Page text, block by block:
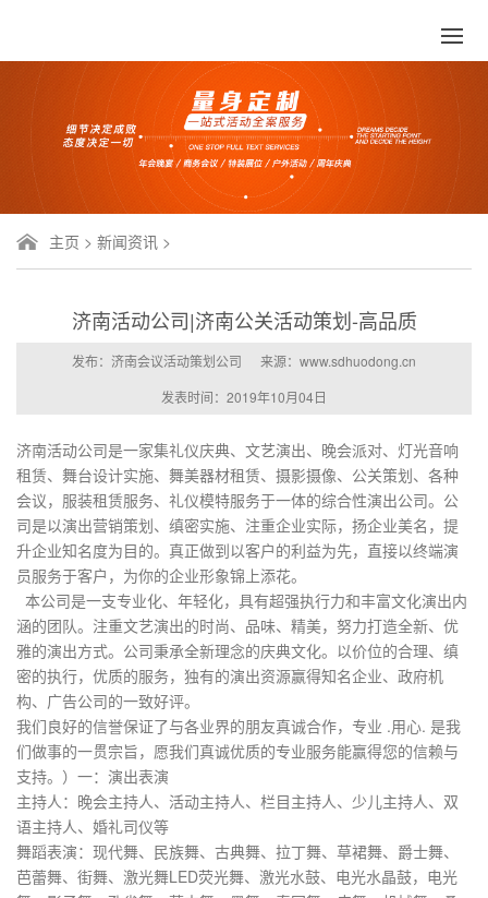
主页 > 新闻资讯 >
济南活动公司|济南公关活动策划-高品质
发布：济南会议活动策划公司
来源：www.sdhuodong.cn
发表时间：2019年10月04日
济南活动公司是一家集礼仪庆典、文艺演出、晚会派对、灯光音响
租赁、舞台设计实施、舞美器材租赁、摄影摄像、公关策划、各种
会议，服装租赁服务、礼仪模特服务于一体的综合性演出公司。公
司是以演出营销策划、缜密实施、注重企业实际，扬企业美名，提
升企业知名度为目的。真正做到以客户的利益为先，直接以终端演
员服务于客户，为你的企业形象锦上添花。
本公司是一支专业化、年轻化，具有超强执行力和丰富文化演出内
涵的团队。注重文艺演出的时尚、品味、精美，努力打造全新、优
雅的演出方式。公司秉承全新理念的庆典文化。以价位的合理、缜
密的执行，优质的服务，独有的演出资源赢得知名企业、政府机
构、广告公司的一致好评。
我们良好的信誉保证了与各业界的朋友真诚合作，专业 .用心. 是我
们做事的一贯宗旨，愿我们真诚优质的专业服务能赢得您的信赖与
支持。）一：演出表演
主持人：晚会主持人、活动主持人、栏目主持人、少儿主持人、双
语主持人、婚礼司仪等
舞蹈表演：现代舞、民族舞、古典舞、拉丁舞、草裙舞、爵士舞、
芭蕾舞、街舞、激光舞LED荧光舞、激光水鼓、电光水晶鼓，电光